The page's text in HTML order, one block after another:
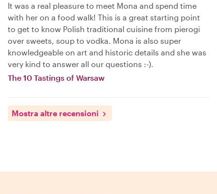
It was a real pleasure to meet Mona and spend time
with her on a food walk! This is a great starting point
to get to know Polish traditional cuisine from pierogi
over sweets, soup to vodka. Mona is also super
knowledgeable on art and historic details and she was
very kind to answer all our questions :-).
The 10 Tastings of Warsaw
Mostra altre recensioni